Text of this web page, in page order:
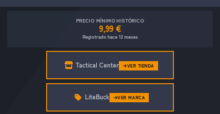
PRECIO MÍNIMO HISTÓRICO
9,99 €
Registrado hace 12 meses
Tactical Center VER TIENDA
LiteBuck VER MARCA